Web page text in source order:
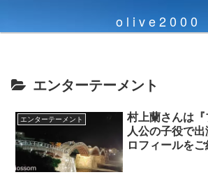
o l i v e 2 0 0 0
エンターテーメント
エンターテーメント
村上蘭さんは
人公の子役で
ロフィールをご